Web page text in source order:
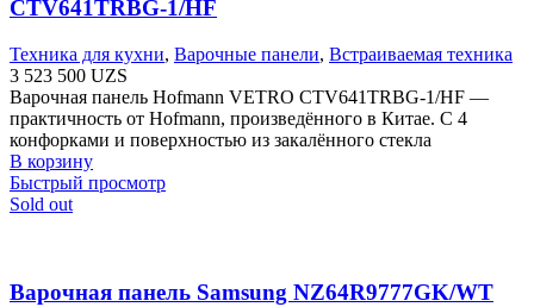
CTV641TRBG-1/HF
Техника для кухни, Варочные панели, Встраиваемая техника
3 523 500 UZS
Варочная панель Hofmann VETRO CTV641TRBG-1/HF —
практичность от Hofmann, произведённого в Китае. С 4
конфорками и поверхностью из закалённого стекла
В корзину
Быстрый просмотр
Sold out
Варочная панель Samsung NZ64R9777GK/WT